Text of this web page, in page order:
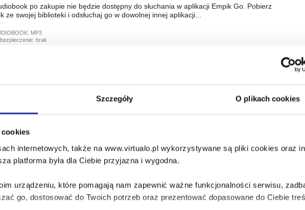
Szczegóły O plikach cookies
internetowych, także na www.virtualo.pl wykorzystywane są pliki cookies oraz
platforma była dla Ciebie przyjazna i wygodna.
urządzeniu, które pomagają nam zapewnić ważne funkcjonalności serwisu,
go, dostosować do Twoich potrzeb oraz prezentować dopasowane do Ciebie
po zakupie nie będzie dostępny do słuchania w aplikacji Empik Go. Pobierz
ze swojej biblioteki i odsłuchaj go w dowolnej innej aplikacji...
MP3
brak
Bryson